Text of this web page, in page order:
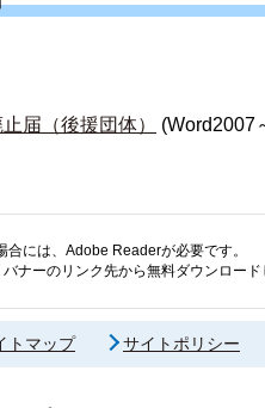
止届（後援団体） (Word2007
には、Adobe Readerが必要です。
ナーのリンク先から無料ダウンロード
トマップ サイトポリシー